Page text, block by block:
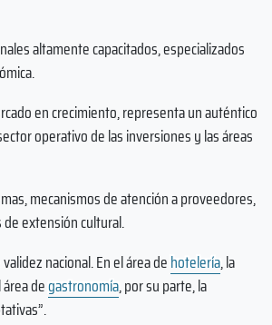
altamente capacitados, especializados
en crecimiento, representa un auténtico
operativo de las inversiones y las áreas
mecanismos de atención a proveedores,
extensión cultural.
nacional. En el área dehotelería, la
área degastronomía, por su parte, la